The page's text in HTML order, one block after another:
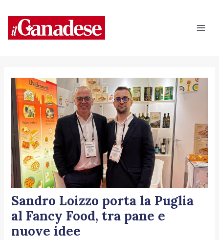
contenuto
Sandro Loizzo porta la Puglia
al Fancy Food, tra pane e
nuove idee
articoli